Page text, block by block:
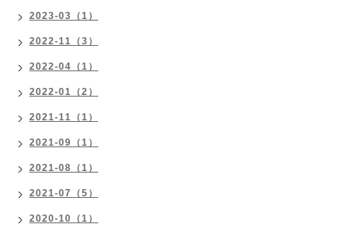
2023-03（1）
2022-11（3）
2022-04（1）
2022-01（2）
2021-11（1）
2021-09（1）
2021-08（1）
2021-07（5）
2020-10（1）